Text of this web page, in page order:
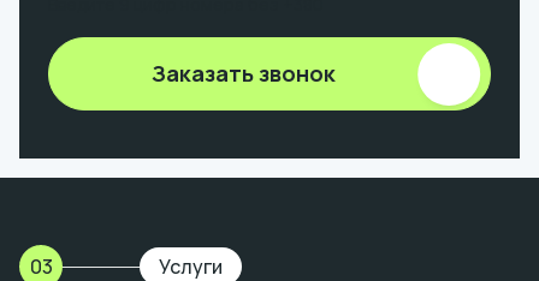
Заказать звонок
03 Услуги